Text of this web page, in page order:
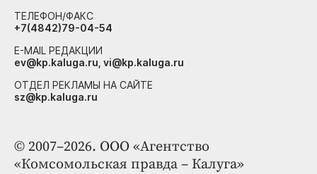
© 2007–2026. ООО «Агентство
«Комсомольская правда – Калуга»
ТЕЛЕФОН/ФАКС
+7(4842)79-04-54
E-MAIL РЕДАКЦИИ
ev@kp.kaluga.ru, vi@kp.kaluga.ru
ОТДЕЛ РЕКЛАМЫ НА САЙТЕ
sz@kp.kaluga.ru